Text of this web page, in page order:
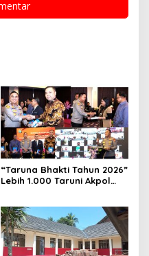
“Taruna Bhakti Tahun 2026”
Lebih 1.000 Taruni Akpol
Rakyat